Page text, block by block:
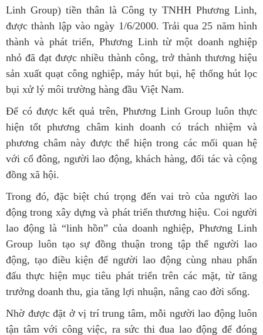
Linh Group) tiền thân là Công ty TNHH Phương Linh,
được thành lập vào ngày 1/6/2000. Trải qua 25 năm hình
thành và phát triển, Phương Linh từ một doanh nghiệp
nhỏ đã đạt được nhiều thành công, trở thành thương hiệu
sản xuất quạt công nghiệp, máy hút bụi, hệ thống hút lọc
bụi xử lý môi trường hàng đầu Việt Nam.
Để có được kết quả trên, Phương Linh Group luôn thực
hiện tốt phương châm kinh doanh có trách nhiệm và
phương châm này được thể hiện trong các mối quan hệ
với cổ đông, người lao động, khách hàng, đối tác và cộng
đồng xã hội.
Trong đó, đặc biệt chú trọng đến vai trò của người lao
động trong xây dựng và phát triển thương hiệu. Coi người
lao động là “linh hồn” của doanh nghiệp, Phương Linh
Group luôn tạo sự đồng thuận trong tập thể người lao
động, tạo điều kiện để người lao động cùng nhau phấn
đấu thực hiện mục tiêu phát triển trên các mặt, từ tăng
trưởng doanh thu, gia tăng lợi nhuận, nâng cao đời sống.
Nhờ được đặt ở vị trí trung tâm, mỗi người lao động luôn
tận tâm với công việc, ra sức thi đua lao động để đóng